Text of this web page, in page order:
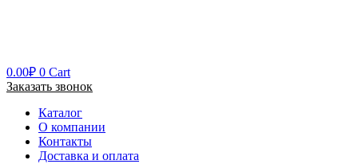
0.00₽ 0 Cart
Заказать звонок
Каталог
О компании
Контакты
Доставка и оплата